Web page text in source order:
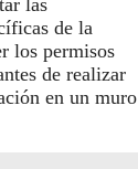
las
de la
los permisos
de realizar
en un muro